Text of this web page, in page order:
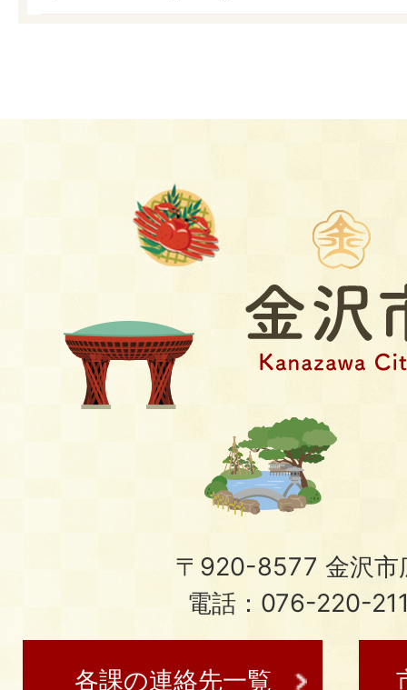
〒920-8577 金沢市
電話：076-220-
各課の連絡先一覧